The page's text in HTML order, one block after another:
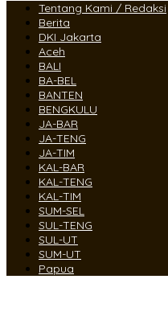
Tentang Kami / Redaksi
Berita
DKI Jakarta
Aceh
BALI
BA-BEL
BANTEN
BENGKULU
JA-BAR
JA-TENG
JA-TIM
KAL-BAR
KAL-TENG
KAL-TIM
SUM-SEL
SUL-TENG
SUL-UT
SUM-UT
Papua